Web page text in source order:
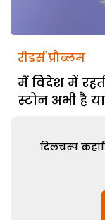
रीडर्स प्रौब्लम
मैं विदेश में
स्टोन अभी है
दिलचस्प